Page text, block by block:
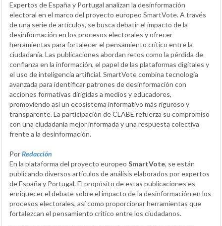
Expertos de España y Portugal analizan la desinformación
electoral en el marco del proyecto europeo SmartVote. A través
de una serie de artículos, se busca debatir el impacto de la
desinformación en los procesos electorales y ofrecer
herramientas para fortalecer el pensamiento crítico entre la
ciudadanía. Las publicaciones abordan retos como la pérdida de
confianza en la información, el papel de las plataformas digitales y
el uso de inteligencia artificial. SmartVote combina tecnología
avanzada para identificar patrones de desinformación con
acciones formativas dirigidas a medios y educadores,
promoviendo así un ecosistema informativo más riguroso y
transparente. La participación de CLABE refuerza su compromiso
con una ciudadanía mejor informada y una respuesta colectiva
frente a la desinformación.
PorRedacción
En la plataforma del proyecto europeo SmartVote, se están
publicando diversos artículos de análisis elaborados por expertos
de España y Portugal. El propósito de estas publicaciones es
enriquecer el debate sobre el impacto de la desinformación en los
procesos electorales, así como proporcionar herramientas que
fortalezcan el pensamiento crítico entre los ciudadanos.